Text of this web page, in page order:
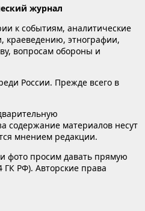
журнал
к событиям, аналитические
краеведению, этнографии,
вопросам обороны и
России. Прежде всего в
содержание материалов несут
мнением редакции.
фото просим давать прямую
ГК РФ). Авторские права